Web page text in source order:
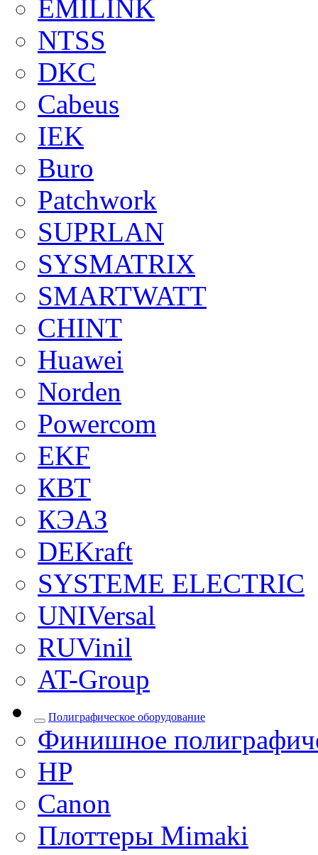
EMILINK
NTSS
DKC
Cabeus
IEK
Buro
Patchwork
SUPRLAN
SYSMATRIX
SMARTWATT
CHINT
Huawei
Norden
Powercom
EKF
КВТ
КЭАЗ
DEKraft
SYSTEME ELECTRIC
UNIVersal
RUVinil
AT-Group
Полиграфическое оборудование
Финишное
HP
Canon
Плоттеры Mimaki